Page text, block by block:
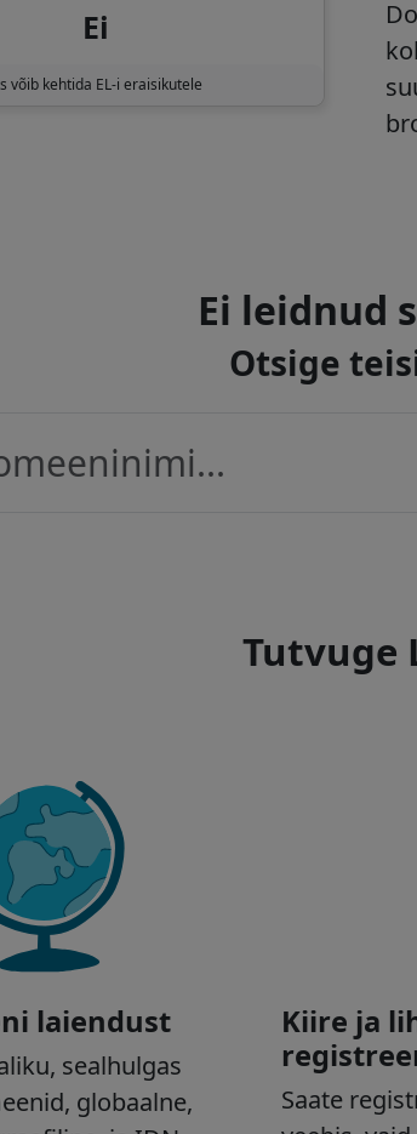
Ei
võib kehtida EL-i eraisikutele
Ei leidnud
Otsige